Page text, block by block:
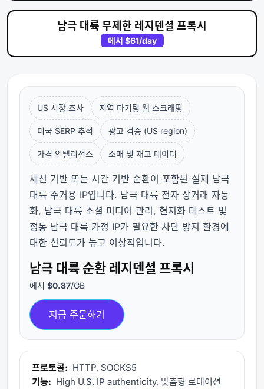
남극 대륙 무제한 레지덴셜 프록시
에서 $61/day
US 시장 조사 지역 타기팅 웹 스크래핑
미국 SERP 추적 광고 검증 (US region)
가격 인텔리전스 소매 및 재고 데이터
세션 기반 또는 시간 기반 순환이 포함된 실제 남극
대륙 주거용 IP입니다. 남극 대륙 전자 상거래 자동
화, 남극 대륙 소셜 미디어 관리, 현지화 테스트 및
정통 남극 대륙 가정 IP가 필요한 차단 방지 환경에
대한 신뢰도가 높고 이상적입니다.
남극 대륙 순환 레지덴셜 프록시
에서 $0.87/GB
지금 주문하기
프로토콜: HTTP, SOCKS5
기능: High U.S. IP authenticity, 맞춤형 로테이션